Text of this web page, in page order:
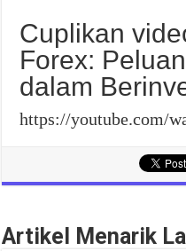
Cuplikan
Forex:
dalam
https://youtube.com/
Artikel Menarik